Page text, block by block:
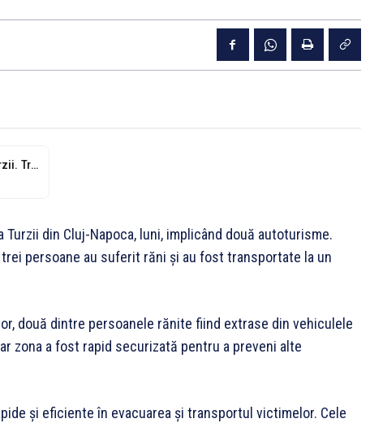
Accident între două mașini pe Calea Turzii. Trei persoane, transportate la spital
din Cluj-Napoca, luni, implicând două autoturisme.
persoane au suferit răni și au fost transportate la un
două dintre persoanele rănite fiind extrase din vehiculele
zona a fost rapid securizată pentru a preveni alte
și eficiente în evacuarea și transportul victimelor. Cele